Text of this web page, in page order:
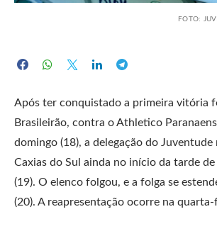
FOTO:
Após ter conquistado a primeira vitória
Brasileirão, contra o Athletico
domingo (18), a delegação do
Caxias do Sul ainda no início da tarde
(19). O elenco folgou, e a folga se
(20). A reapresentação ocorre na quarta-